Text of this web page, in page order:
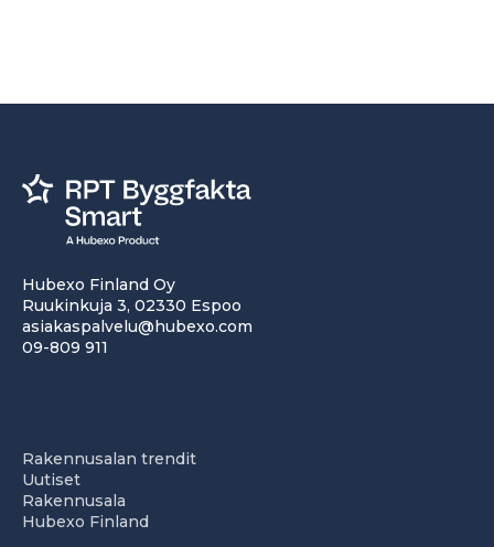
Hubexo Finland Oy
Ruukinkuja 3, 02330 Espoo
asiakaspalvelu@hubexo.com
09-809 911
Rakennusalan trendit
Uutiset
Rakennusala
Hubexo Finland